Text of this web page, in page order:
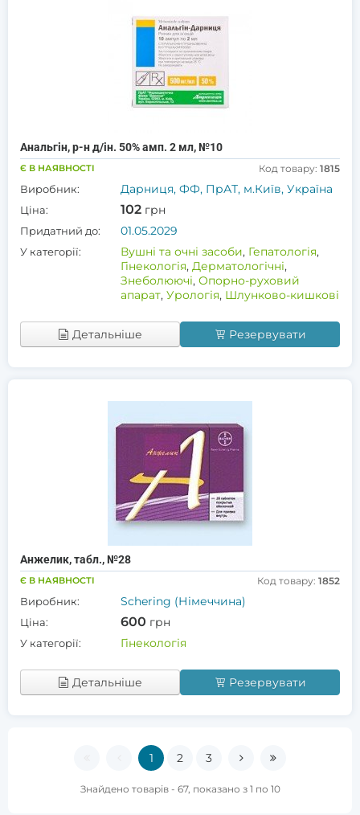
Анальгін, р-н д/ін. 50% амп. 2 мл, №10
Є В НАЯВНОСТІ Код товару: 1815
Виробник: Дарниця, ФФ, ПрАТ, м.Київ, Україна
Ціна: 102 грн
Придатний до: 01.05.2029
У категорії: Вушні та очні засоби, Гепатологія,
Гінекологія, Дерматологічні,
Знеболюючі, Опорно-руховий
апарат, Урологія, Шлунково-кишкові
Детальніше Резервувати
Анжелик, табл., №28
Є В НАЯВНОСТІ Код товару: 1852
Виробник: Schering (Німеччина)
Ціна: 600 грн
У категорії: Гінекологія
Детальніше Резервувати
1 2 3
Знайдено товарів - 67, показано з 1 по 10